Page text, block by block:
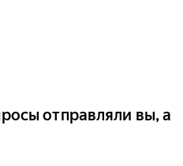
отправляли вы, а